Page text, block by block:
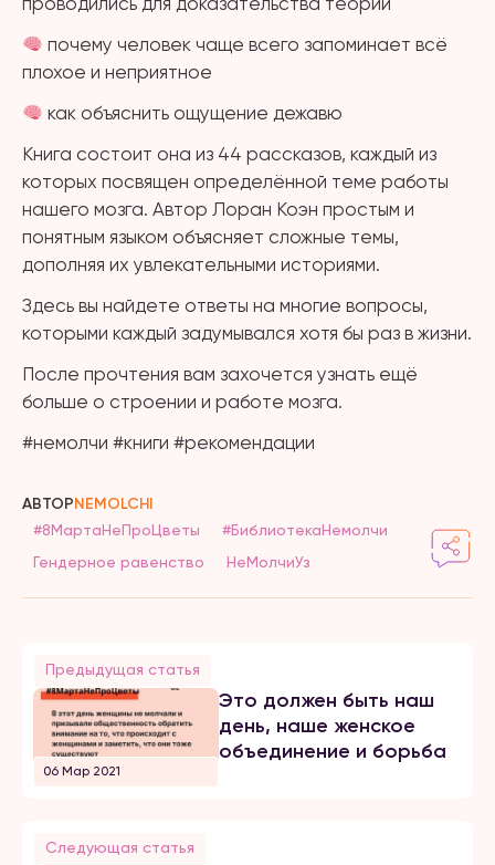
почему человек чаще всего запоминает всё
плохое и неприятное
как объяснить ощущение дежавю
Книга состоит она из 44 рассказов, каждый из
которых посвящен определённой теме работы
нашего мозга. Автор Лоран Коэн простым и
понятным языком объясняет сложные темы,
дополняя их увлекательными историями.
Здесь вы найдете ответы на многие вопросы,
которыми каждый задумывался хотя бы раз в жизни.
После прочтения вам захочется узнать ещё
больше о строении и работе мозга.
#немолчи #книги #рекомендации
АВТОРNEMOLCHI
#8МартаНеПроЦветы
#БиблиотекаНемолчи
Гендерное равенство
НеМолчиУз
Предыдущая статья
06 Мар 2021
Это должен быть наш
день, наше женское
объединение и борьба
Следующая статья